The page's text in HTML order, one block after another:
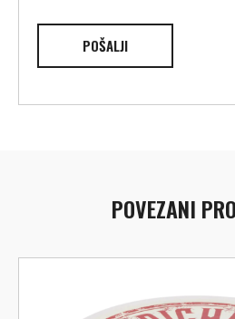
POVEZANI